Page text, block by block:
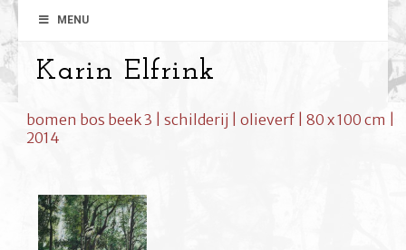
MENU
Karin Elfrink
bomen bos beek 3 | schilderij | olieverf | 80 x 100 cm |
2014